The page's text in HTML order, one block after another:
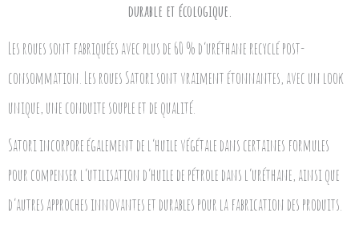
durable et écologique.
Les roues sont fabriquées avec plus de 60 % d’uréthane recyclé post-
consommation. Les roues Satori sont vraiment étonnantes, avec un look
unique, une conduite souple et de qualité.
Satori incorpore également de l’huile végétale dans certaines formules
pour compenser l’utilisation d’huile de pétrole dans l’uréthane, ainsi que
d’autres approches innovantes et durables pour la fabrication des produits.